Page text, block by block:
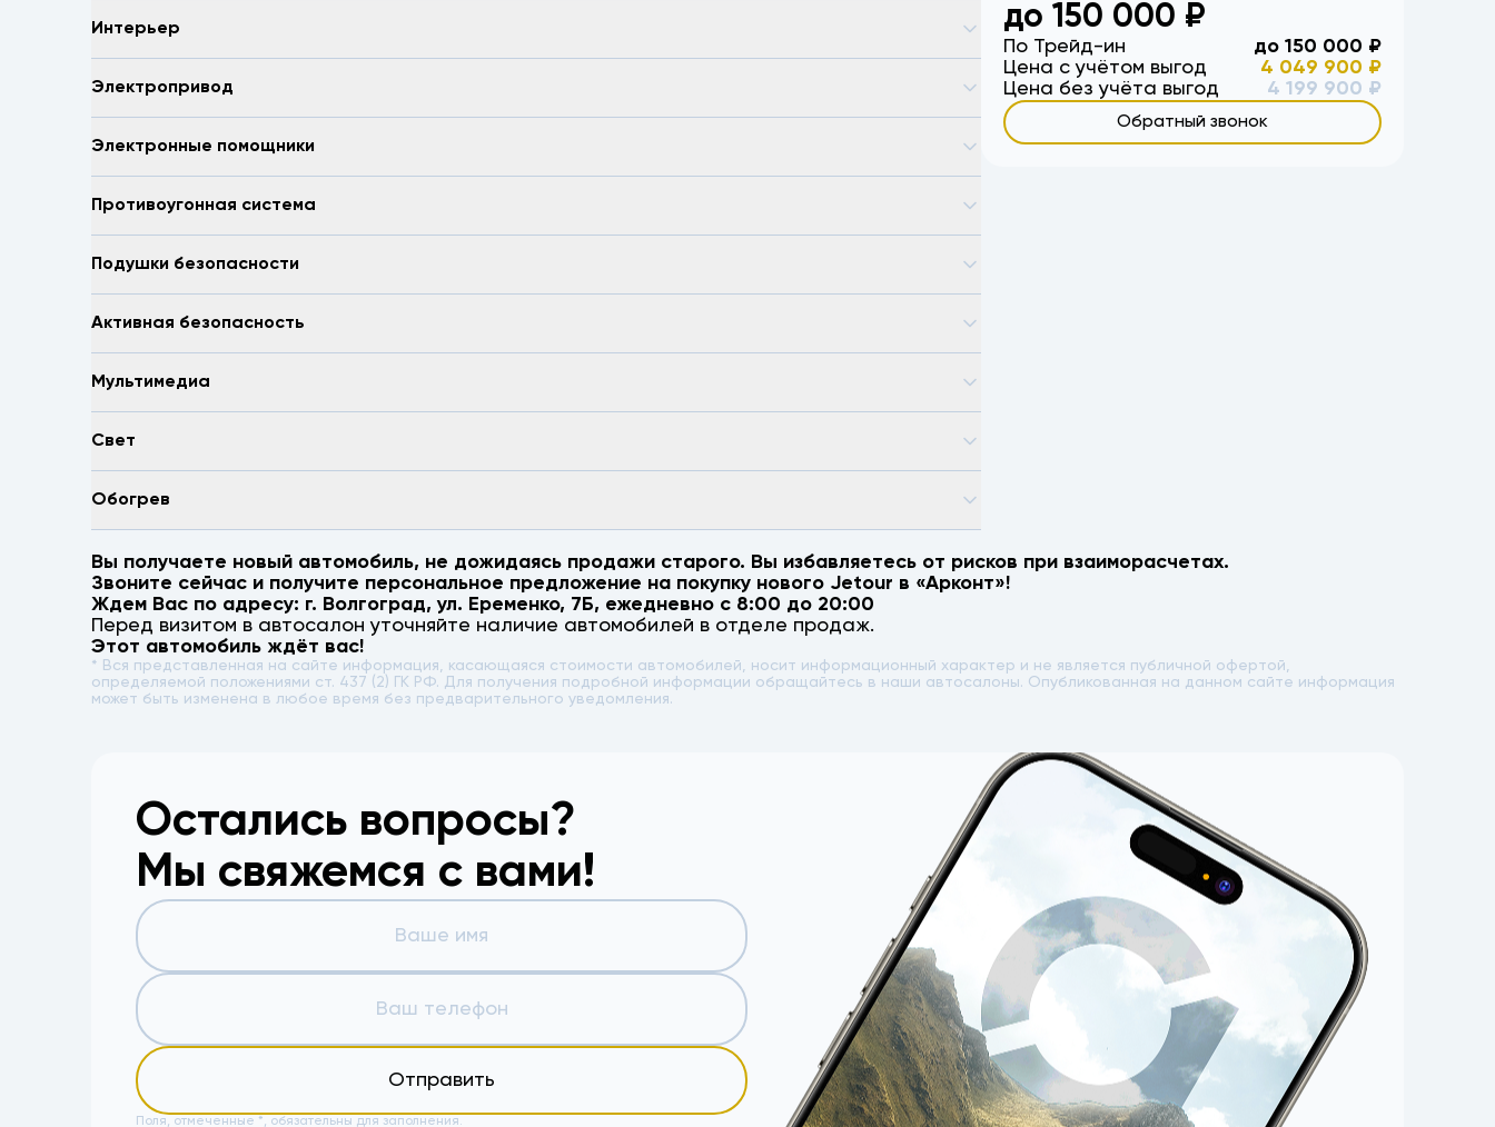
Интерьер
Электропривод
Электронные помощники
Противоугонная система
Подушки безопасности
Активная безопасность
Мультимедиа
Свет
Обогрев
до150 000 ₽
По Трейд-ин до 150 000 ₽
Цена с учётом выгод
4 049 900 ₽
Цена без учёта выгод
4 199 900 ₽
Обратный звонок
Вы получаете новый автомобиль, не дожидаясь продажи старого. Вы избавляетесь от рисков при взаиморасчетах.
Звоните сейчас и получите персональное предложение на покупку нового Jetour в «Арконт»!
Ждем Вас по адресу: г. Волгоград,ул. Еременко, 7Б, ежедневно с 8:00 до 20:00
Перед визитом в автосалон уточняйте наличие автомобилей в отделе продаж.
Этот автомобиль ждёт вас!
* Вся представленная на сайте информация, касающаяся стоимости автомобилей, носит информационный характер и не является публичной офертой,
определяемой положениями ст. 437 (2) ГК РФ. Для получения подробной информации обращайтесь в наши автосалоны. Опубликованная на данном сайте информация
может быть изменена в любое время без предварительного уведомления.
Остались вопросы?
Мы свяжемся с вами!
Отправить
Поля, отмеченные *, обязательны для заполнения.